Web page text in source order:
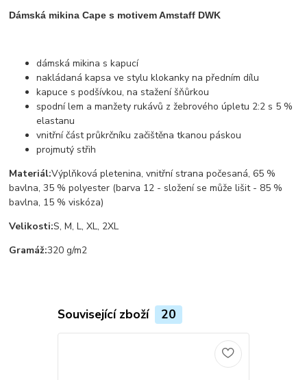
Dámská mikina Cape s motivem Amstaff DWK
dámská mikina s kapucí
nakládaná kapsa ve stylu klokanky na předním dílu
kapuce s podšívkou, na stažení šňůrkou
spodní lem a manžety rukávů z žebrového úpletu 2:2 s 5 %
elastanu
vnitřní část průkrčníku začištěna tkanou páskou
projmutý střih
Materiál:Výplňková pletenina, vnitřní strana počesaná, 65 %
bavlna, 35 % polyester (barva 12 - složení se může lišit - 85 %
bavlna, 15 % viskóza)
Velikosti:S, M, L, XL, 2XL
Gramáž:320 g/m2
Související zboží 20